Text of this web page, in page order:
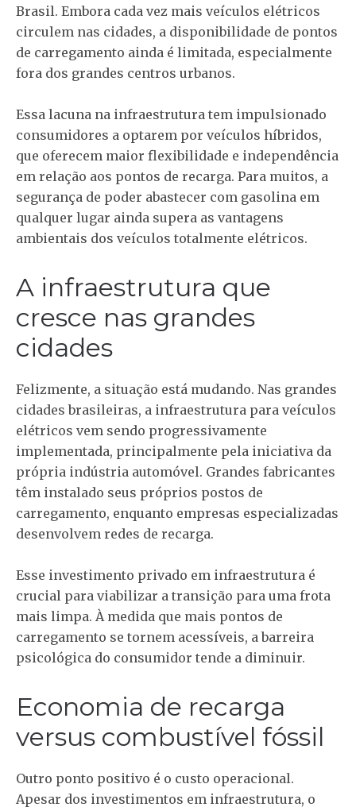
Brasil. Embora cada vez mais veículos elétricos
circulem nas cidades, a disponibilidade de pontos
de carregamento ainda é limitada, especialmente
fora dos grandes centros urbanos.
Essa lacuna na infraestrutura tem impulsionado
consumidores a optarem por veículos híbridos,
que oferecem maior flexibilidade e independência
em relação aos pontos de recarga. Para muitos, a
segurança de poder abastecer com gasolina em
qualquer lugar ainda supera as vantagens
ambientais dos veículos totalmente elétricos.
A infraestrutura que
cresce nas grandes
cidades
Felizmente, a situação está mudando. Nas grandes
cidades brasileiras, a infraestrutura para veículos
elétricos vem sendo progressivamente
implementada, principalmente pela iniciativa da
própria indústria automóvel. Grandes fabricantes
têm instalado seus próprios postos de
carregamento, enquanto empresas especializadas
desenvolvem redes de recarga.
Esse investimento privado em infraestrutura é
crucial para viabilizar a transição para uma frota
mais limpa. À medida que mais pontos de
carregamento se tornem acessíveis, a barreira
psicológica do consumidor tende a diminuir.
Economia de recarga
versus combustível fóssil
Outro ponto positivo é o custo operacional.
Apesar dos investimentos em infraestrutura, o